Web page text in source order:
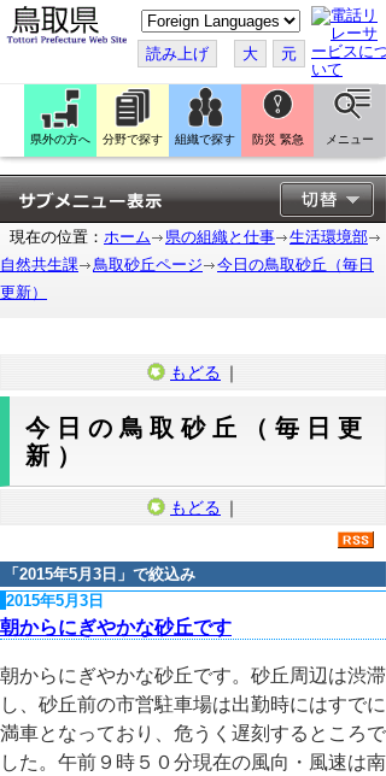
こ
の
ペ
ー
ジ
翻
訳
す
る
読み上げ 大 元
県外の方へ 分野で探す 組織で探す 防災 緊急 メニュー
現在の位置： ホーム 県の組織と仕事
生活環境部
自然共生課
鳥取砂丘ページ
今日の鳥取砂丘（毎日
更新）
もどる ｜
今日の鳥取砂丘（毎日更
新）
もどる ｜
「 2015年5月3日 」で絞込み
2015年5月3日
朝からにぎやかな砂丘です
朝からにぎやかな砂丘です。砂丘周辺は渋滞
し、砂丘前の市営駐車場は出勤時にはすでに
満車となっており、危うく遅刻するところで
した。午前９時５０分現在の風向・風速は南